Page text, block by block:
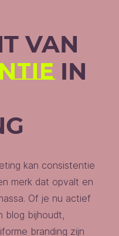
VAN
IN
kan consistentie
merk dat opvalt en
Of je nu actief
blog bijhoudt,
branding zijn